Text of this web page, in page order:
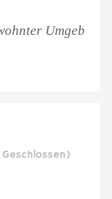
Umgeb